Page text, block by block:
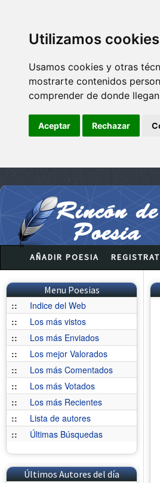
Utilizamos cookies
Usamos cookies y otras
mostrarte contenidos
comprender de donde
Aceptar Rechazar
AÑADIR POESIA
Menu Poesias
::
Indice del Web
::
Los más vistos
::
Los más Enviados
::
Los mejor Valorados
::
Los más Comentados
::
Los más Votados
::
Los más Recientes
::
Lista de autores
::
Últimas Búsquedas
Últimos Autores del día